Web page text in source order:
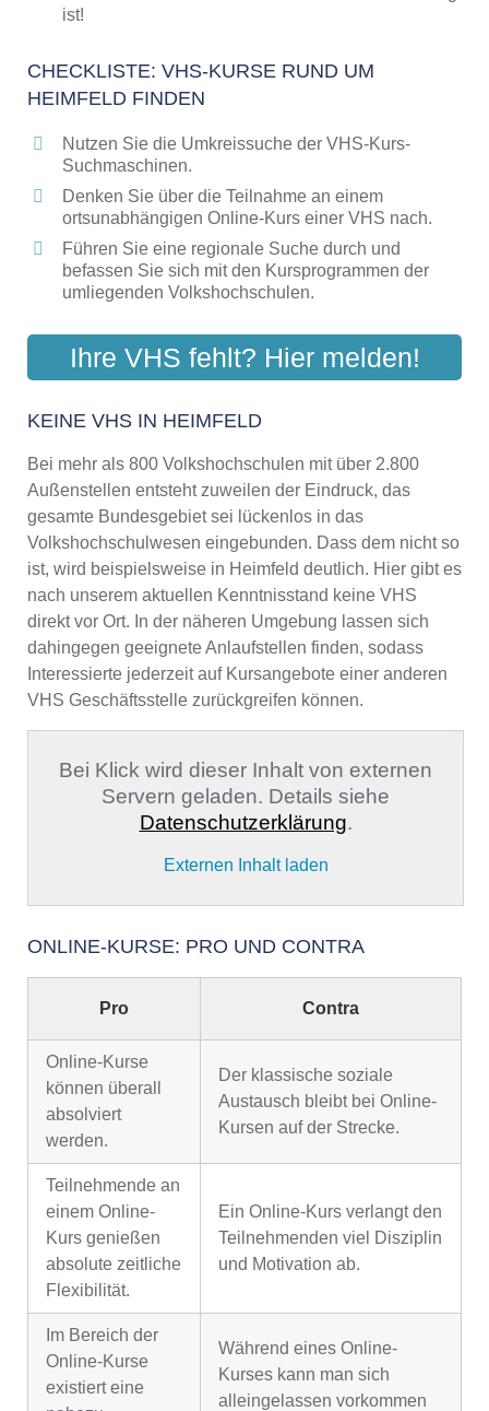
ist!
CHECKLISTE: VHS-KURSE RUND UM
HEIMFELD FINDEN
Nutzen Sie die Umkreissuche der VHS-Kurs-
Suchmaschinen.
Denken Sie über die Teilnahme an einem
ortsunabhängigen Online-Kurs einer VHS nach.
Führen Sie eine regionale Suche durch und
befassen Sie sich mit den Kursprogrammen der
umliegenden Volkshochschulen.
Ihre VHS fehlt? Hier melden!
KEINE VHS IN HEIMFELD
Bei mehr als 800 Volkshochschulen mit über 2.800
Außenstellen entsteht zuweilen der Eindruck, das
gesamte Bundesgebiet sei lückenlos in das
Volkshochschulwesen eingebunden. Dass dem nicht so
ist, wird beispielsweise in Heimfeld deutlich. Hier gibt es
nach unserem aktuellen Kenntnisstand keine VHS
direkt vor Ort. In der näheren Umgebung lassen sich
dahingegen geeignete Anlaufstellen finden, sodass
Interessierte jederzeit auf Kursangebote einer anderen
VHS Geschäftsstelle zurückgreifen können.
Bei Klick wird dieser Inhalt von externen
Servern geladen. Details siehe
Datenschutzerklärung.
Externen Inhalt laden
ONLINE-KURSE: PRO UND CONTRA
Pro Contra
Online-Kurse
können überall
absolviert
werden.
Der klassische soziale
Austausch bleibt bei Online-
Kursen auf der Strecke.
Teilnehmende an
einem Online-
Kurs genießen
absolute zeitliche
Flexibilität.
Ein Online-Kurs verlangt den
Teilnehmenden viel Disziplin
und Motivation ab.
Im Bereich der
Online-Kurse
existiert eine
Während eines Online-
Kurses kann man sich
alleingelassen vorkommen